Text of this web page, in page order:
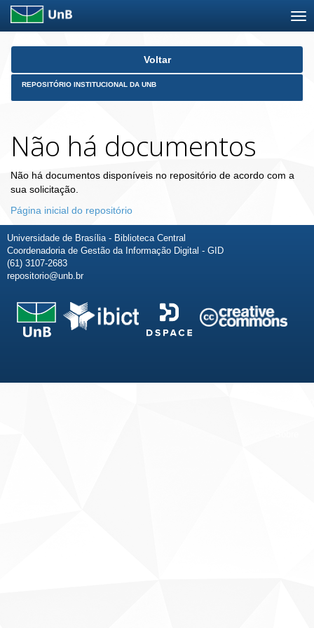
Skip
Voltar
REPOSITÓRIO INSTITUCIONAL DA UNB
Não há documentos
Não há documentos disponíveis no repositório de acordo com a
sua solicitação.
Página inicial do repositório
Universidade de Brasília - Biblioteca Central
Coordenadoria de Gestão da Informação Digital - GID
(61) 3107-2683
repositorio@unb.br